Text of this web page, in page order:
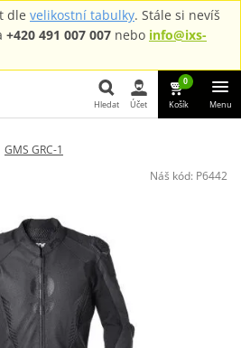
dle velikostní tabulky. Stále si nevíš
+420 491 007 007 nebo info@ixs-
Hledat Účet
0
Košík Menu
GMS GRC-1
Náš kód: P6442